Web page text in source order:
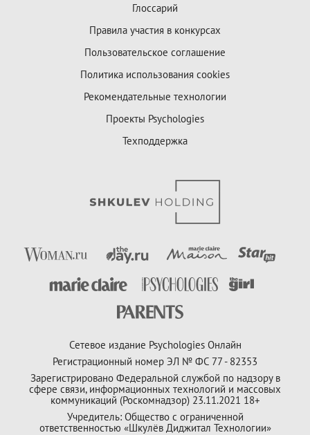
Глоссарий
Правила участия в конкурсах
Пользовательское соглашение
Политика использования cookies
Рекомендательные технологии
Проекты Psychologies
Техподдержка
Сетевое издание Psychologies Онлайн
Регистрационный номер ЭЛ № ФС 77 - 82353
Зарегистрировано Федеральной службой по надзору в
сфере связи, информационных технологий и массовых
коммуникаций (Роскомнадзор) 23.11.2021 18+
Учредитель: Общество с ограниченной
ответственностью «Шкулёв Диджитал Технологии»